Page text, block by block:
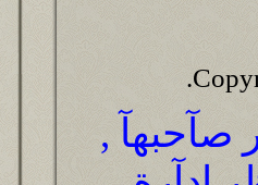
صآحبهآ ,